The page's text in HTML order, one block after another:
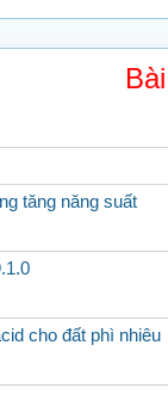
tăng năng suất
cho đất phì nhiêu